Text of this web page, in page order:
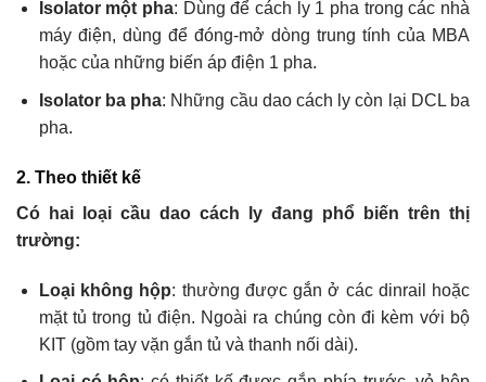
Isolator một pha: Dùng để cách ly 1 pha trong các nhà
máy điện, dùng để đóng-mở dòng trung tính của MBA
hoặc của những biến áp điện 1 pha.
Isolator ba pha: Những cầu dao cách ly còn lại DCL ba
pha.
2. Theo thiết kế
Có hai loại cầu dao cách ly đang phổ biến trên thị
trường:
Loại không hộp: thường được gắn ở các dinrail hoặc
mặt tủ trong tủ điện. Ngoài ra chúng còn đi kèm với bộ
KIT (gồm tay vặn gắn tủ và thanh nối dài).